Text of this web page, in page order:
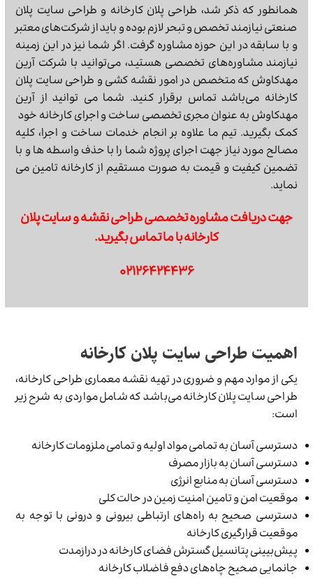
همانطور که ذکر شد، طراحی پلان کارخانه و طراحی سایت پلان
صنعتی نیازمند تخصص و تبحر لازم بوده و باید از شرکت‌های معتبر
و با سابقه در این حوزه مشاوره گرفت. اگر شما نیز در این زمینه
نیازمند مشاوره‌های تخصصی هستید، می‌توانید با شرکت آرین
مهدکاوش که متخصص در امور نقشه کشی و طراحی سایت پلان
کارخانه می‌باشد تماس برقرار کنید. شما می توانید از آرین
مهدکاوش به عنوان مجری تخصصی ساخت و اجرای کارخانه خود
کمک بگیرید. تیم ما علاوه بر انجام خدمات ساخت و اجرا، کلیه
مصالح مورد نیاز جهت اجرای پروژه شما را با حذف واسطه ها و با
تضمین کیفیت و قیمت به صورت مستقیم از کارخانه تامین می
نماید.
جهت دریافت مشاوره تخصصی طراحی نقشه و سایت پلان
کارخانه با ما تماس بگیرید.
۰۲۱۲۶۴۲۴۴۳۶
اهمیت طراحی سایت پلان کارخانه
یکی از موارد مهم و ضروری در تهیه نقشه معماری طراحی کارخانه،
طراحی سایت پلان کارخانه می‌باشد که شامل مواردی به شرح زیر
است:
دسترسی آسان به تمامی مواد اولیه و تمامی ملزومات کارخانه
دسترسی آسان به بازار مصرف
دسترسی آسان به منابع انرژی
موقعیت امن و تامین امنیت زمین در حالت کلی
دسترسی صحیح به راه‌های ارتباطی بیرونی و درونی با توجه به
موقعیت قرارگیری کارخانه
پیش‌بیینی پتانسیل گسترش فضای کارخانه در درازمدت
جانمایی صحیح چاه‌های دفع فاضلاب کارخانه‌